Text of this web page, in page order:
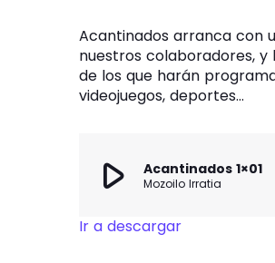
Acantinados arranca con
nuestros colaboradores, y
de los que harán
videojuegos, deportes…
play_arrow Acantinados 1×01
Mozoilo Irratia
Ir a descargar